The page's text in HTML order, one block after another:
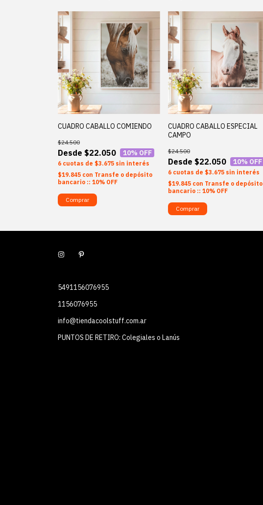
CUADRO CABALLO COMIENDO
$22.050
$24.500
10% OFF
6 $3.675 sin interés
$19.845 con Transfe o depósito
bancario :: 10% OFF
Comprar
CUADRO CABALLO ESPECIAL
CAMPO
$22.050
$24.500
10% OFF
6 $3.675 sin interés
$19.845 con Transfe o depósito
bancario :: 10% OFF
Comprar
5491156076955
1156076955
info@tiendacoolstuff.com.ar
PUNTOS DE RETIRO: Colegiales o Lanús